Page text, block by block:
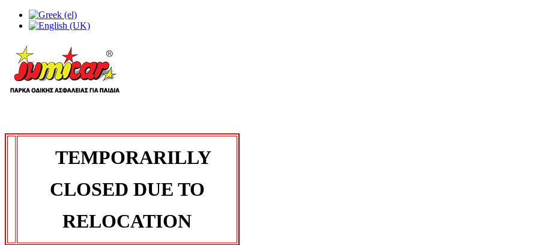
TEMPORARILLY
CLOSED DUE TO
RELOCATION